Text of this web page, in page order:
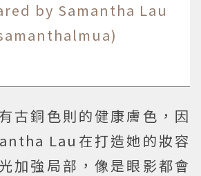
by Samantha Lau
古銅色則的健康膚色，因
Lau在打造她的妝容
加強局部，像是眼影都會